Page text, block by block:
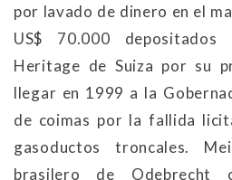
por lavado de dinero en el
US$ 70.000
Heritage de Suiza por su
llegar en 1999 a la
de coimas por la fallida
gasoductos troncales.
brasilero de Odebrecht